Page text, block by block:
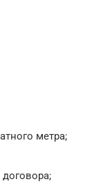
метра;